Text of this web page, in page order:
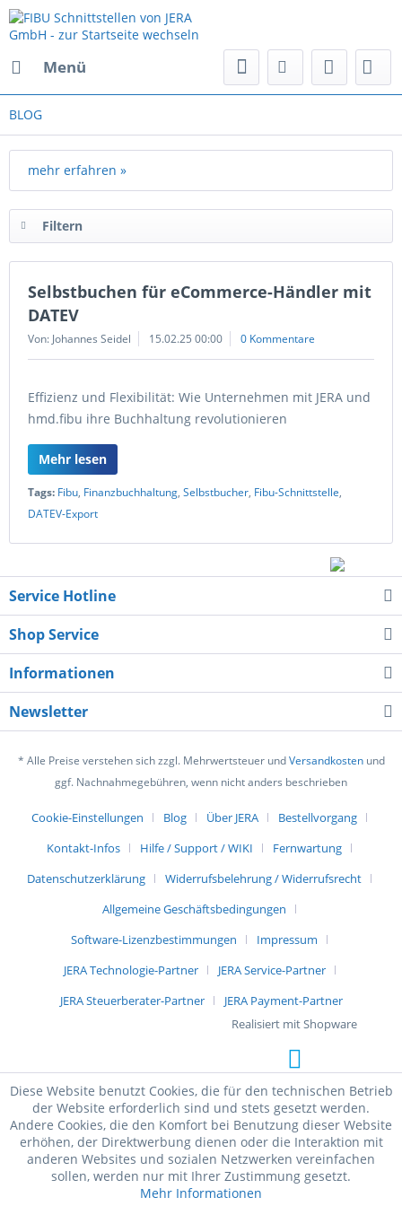
Menü
BLOG
mehr erfahren »
Filtern
Selbstbuchen für eCommerce-Händler mit
DATEV
Von: Johannes Seidel 15.02.25 00:00 0 Kommentare
Effizienz und Flexibilität: Wie Unternehmen mit JERA und
hmd.fibu ihre Buchhaltung revolutionieren
Mehr lesen
Tags: Fibu, Finanzbuchhaltung, Selbstbucher, Fibu-Schnittstelle,
DATEV-Export
Service Hotline
Shop Service
Informationen
Newsletter
* Alle Preise verstehen sich zzgl. Mehrwertsteuer undVersandkostenund
ggf. Nachnahmegebühren, wenn nicht anders beschrieben
Cookie-Einstellungen Blog Über JERA
Bestellvorgang
Kontakt-Infos
Hilfe / Support / WIKI
Fernwartung
Datenschutzerklärung
Widerrufsbelehrung / Widerrufsrecht
Allgemeine Geschäftsbedingungen
Software-Lizenzbestimmungen
Impressum
JERA Technologie-Partner
JERA Service-Partner
JERA Steuerberater-Partner
JERA Payment-Partner
Realisiert mit Shopware
Diese Website benutzt Cookies, die für den technischen Betrieb
der Website erforderlich sind und stets gesetzt werden.
Andere Cookies, die den Komfort bei Benutzung dieser Website
erhöhen, der Direktwerbung dienen oder die Interaktion mit
anderen Websites und sozialen Netzwerken vereinfachen
sollen, werden nur mit Ihrer Zustimmung gesetzt.
Mehr Informationen